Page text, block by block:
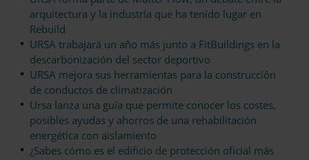
arquitectura y la industria que ha tenido lugar en
Rebuild
URSA trabajará un año más junto a FitBuildings en la
descarbonización del sector deportivo
URSA mejora sus herramientas para la construcción
de conductos de climatización
Ursa lanza una guía que permite conocer los costes,
posibles ayudas y ahorros de una rehabilitación
energética con aislamiento
¿Sabes cómo es el edificio de protección oficial más